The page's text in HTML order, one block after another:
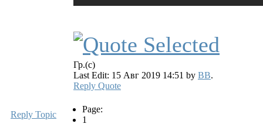
Гр.(с)
Last Edit: 15 Авг 2019 14:51 by BB.
Reply Quote
Reply Topic
Page:
1